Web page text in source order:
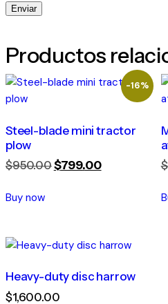
Productos
-16%
Steel-blade mini tractor
plow
$950.00$799.00
Buy now
$
Heavy-duty disc harrow
$1,600.00